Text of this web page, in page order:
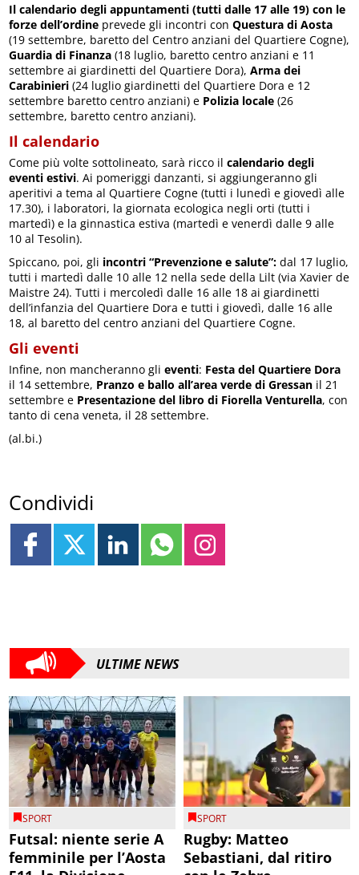
Il calendario degli appuntamenti (tutti dalle 17 alle 19) con le
forze dell’ordine prevede gli incontri conQuestura di Aosta
(19 settembre, baretto del Centro anziani del Quartiere Cogne),
Guardia di Finanza (18 luglio, baretto centro anziani e 11
settembre ai giardinetti del Quartiere Dora),Arma dei
Carabinieri (24 luglio giardinetti del Quartiere Dora e 12
settembre baretto centro anziani) e Polizia locale (26
settembre, baretto centro anziani).
Il calendario
Come più volte sottolineato, sarà ricco ilcalendario degli
eventi estivi. Ai pomeriggi danzanti, si aggiungeranno gli
aperitivi a tema al Quartiere Cogne (tutti i lunedì e giovedì alle
17.30), i laboratori, la giornata ecologica negli orti (tutti i
martedì) e la ginnastica estiva (martedì e venerdì dalle 9 alle
10 al Tesolin).
Spiccano, poi, gli incontri “Prevenzione e salute”: dal 17 luglio,
tutti i martedì dalle 10 alle 12 nella sede della Lilt (via Xavier de
Maistre 24). Tutti i mercoledì dalle 16 alle 18 ai giardinetti
dell’infanzia del Quartiere Dora e tutti i giovedì, dalle 16 alle
18, al baretto del centro anziani del Quartiere Cogne.
Gli eventi
Infine, non mancheranno gli eventi: Festa del Quartiere Dora
il 14 settembre, Pranzo e ballo all’area verde di Gressan il 21
settembre e Presentazione del libro di Fiorella Venturella, con
tanto di cena veneta, il 28 settembre.
(al.bi.)
Condividi
ULTIME NEWS
SPORT
Futsal: niente serie A
femminile per l’Aosta
SPORT
Rugby: Matteo
Sebastiani, dal ritiro